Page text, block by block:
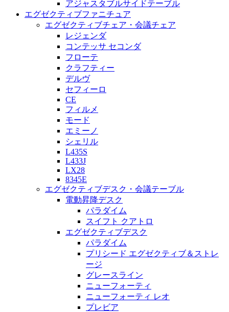
アジャスタブルサイドテーブル
エグゼクティブファニチュア
エグゼクティブチェア・会議チェア
レジェンダ
コンテッサ セコンダ
フローテ
クラフティー
デルヴ
セフィーロ
CE
フィルメ
モード
エミーノ
シェリル
L435S
L433J
LX28
8345E
エグゼクティブデスク・会議テーブル
電動昇降デスク
パラダイム
スイフト クアトロ
エグゼクティブデスク
パラダイム
プリシード エグゼクティブ＆ストレ
ージ
グレースライン
ニューフォーティ
ニューフォーティ レオ
プレビア